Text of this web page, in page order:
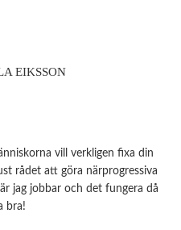
EIKSSON
vill verkligen fixa din
rådet att göra närprogressiva
jag jobbar och det fungera då
bra!